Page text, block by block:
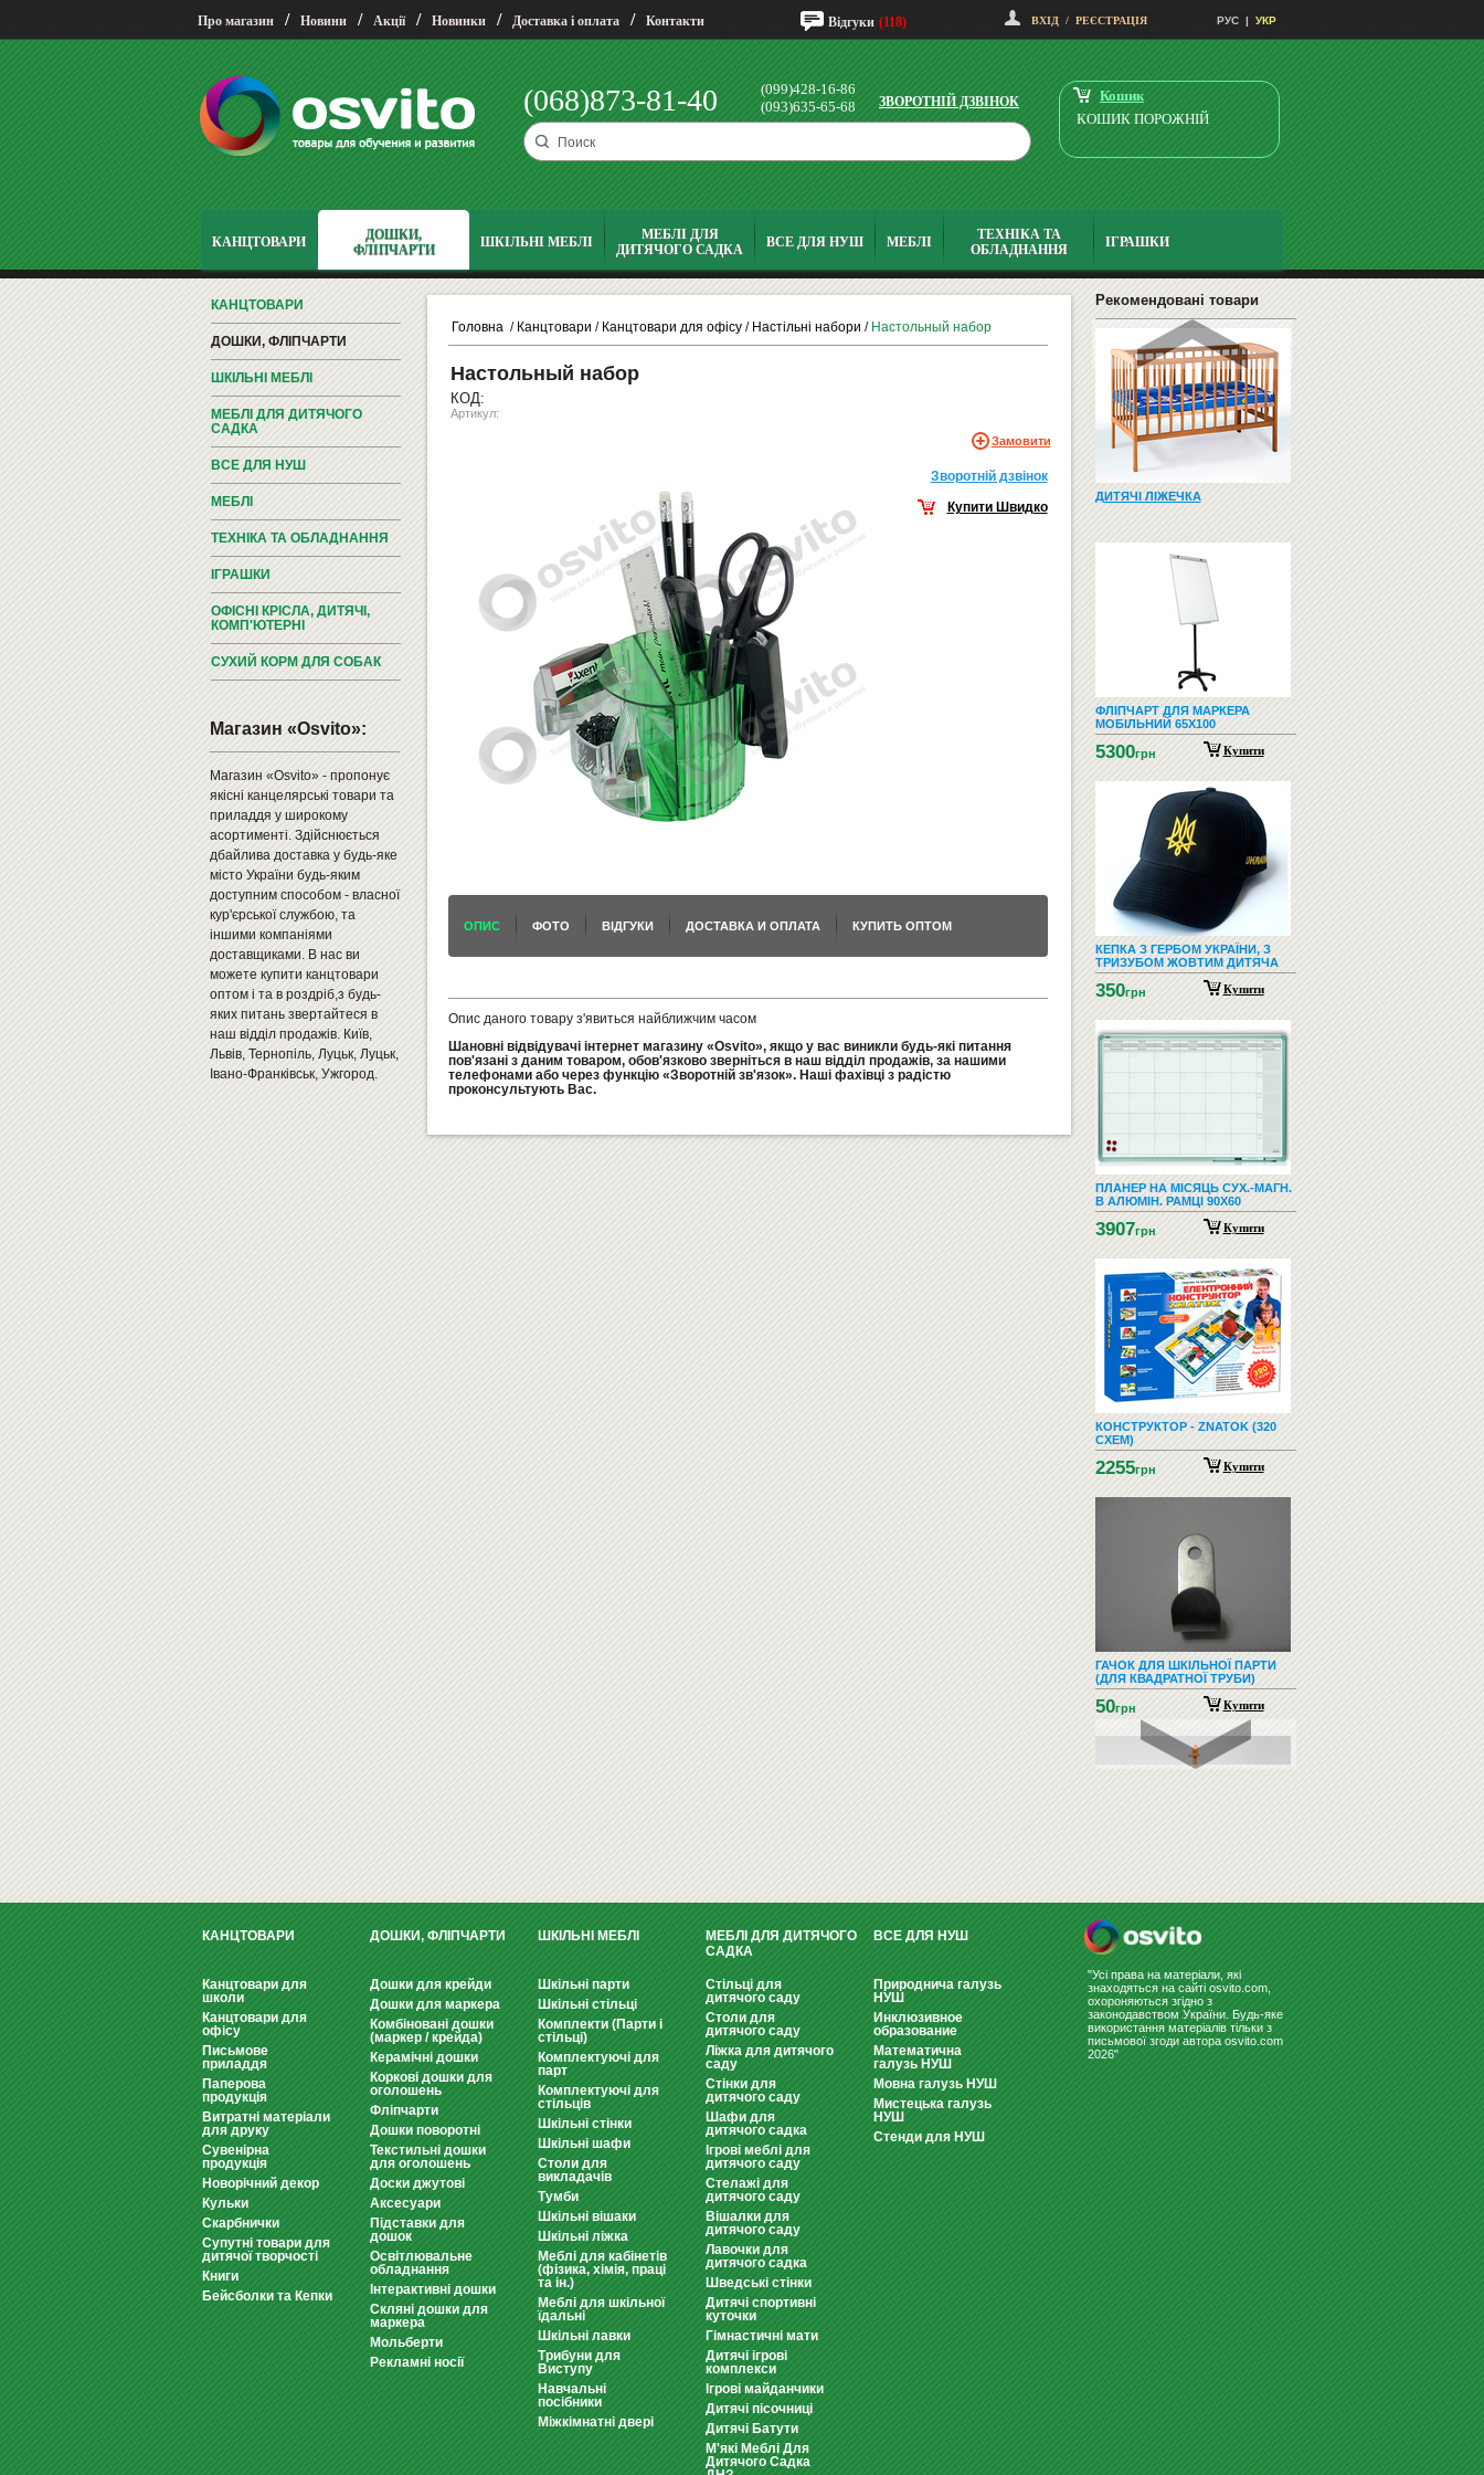
Про магазин / Новини / Акції / Новинки / Доставка і оплата / Контакти Відгуки (118) ВХІД / РЕЄСТРАЦІЯ РУС | УКР
(068)873-81-40
(099)428-16-86
(093)635-65-68
ЗВОРОТНІЙ ДЗВІНОК
Кошик
КОШИК ПОРОЖНІЙ
КАНЦТОВАРИ
ДОШКИ,
ФЛІПЧАРТИ
ШКІЛЬНІ МЕБЛІ
МЕБЛІ ДЛЯ
ДИТЯЧОГО САДКА
ВСЕ ДЛЯ НУШ МЕБЛІ
ТЕХНІКА ТА
ОБЛАДНАННЯ
ІГРАШКИ
КАНЦТОВАРИ
ДОШКИ, ФЛІПЧАРТИ
ШКІЛЬНІ МЕБЛІ
МЕБЛІ ДЛЯ ДИТЯЧОГО
САДКА
ВСЕ ДЛЯ НУШ
МЕБЛІ
ТЕХНІКА ТА ОБЛАДНАННЯ
ІГРАШКИ
ОФІСНІ КРІСЛА, ДИТЯЧІ,
КОМП'ЮТЕРНІ
СУХИЙ КОРМ ДЛЯ СОБАК
Магазин «Osvito»:
Магазин «Osvito» - пропонує
якісні канцелярські товари та
приладдя у широкому
асортименті. Здійснюється
дбайлива доставка у будь-яке
місто України будь-яким
доступним способом - власної
кур'єрської службою, та
іншими компаніями
доставщиками. В нас ви
можете купити канцтовари
оптом і та в роздріб,з будь-
яких питань звертайтеся в
наш відділ продажів. Київ,
Львів, Тернопіль, Луцьк, Луцьк,
Івано-Франківськ, Ужгород.
Головна / Канцтовари / Канцтовари для офісу / Настільні набори / Настольный набор
Настольный набор
КОД:
Артикул:
Замовити
Зворотнiй дзвiнок
Купити Швидко
ОПИС ФОТО ВІДГУКИ ДОСТАВКА И ОПЛАТА КУПИТЬ ОПТОМ
Опис даного товару з'явиться найближчим часом
Шановні відвідувачі інтернет магазину «Osvito», якщо у вас виникли будь-які питання
пов'язані з даним товаром, обов'язково зверніться в наш відділ продажів, за нашими
телефонами або через функцію «Зворотній зв'язок». Наші фахівці з радістю
проконсультують Вас.
Рекомендовані товари
300грн
ДОШКА КОРКОВА 90Х120
1800грн
1750грн Купити
ДИТЯЧІ ЛІЖЕЧКА
ФЛІПЧАРТ ДЛЯ МАРКЕРА
МОБІЛЬНИЙ 65Х100
5300грн Купити
КЕПКА З ГЕРБОМ УКРАЇНИ, З
ТРИЗУБОМ ЖОВТИМ ДИТЯЧА
350грн Купити
ПЛАНЕР НА МІСЯЦЬ СУХ.-МАГН.
В АЛЮМІН. РАМЦІ 90X60
3907грн Купити
КОНСТРУКТОР - ZNATOK (320
СХЕМ)
2255грн Купити
ГАЧОК ДЛЯ ШКІЛЬНОЇ ПАРТИ
(ДЛЯ КВАДРАТНОЇ ТРУБИ)
50грн Купити
МОЛЬБЕРТ ХУДОЖНІЙ TART
КАНЦТОВАРИ
Канцтовари для
школи
Канцтовари для
офісу
Письмове
приладдя
Паперова
продукція
Витратні матеріали
для друку
Сувенірна
продукція
Новорічний декор
Кульки
Скарбнички
Супутні товари для
дитячої творчості
Книги
Бейсболки та Кепки
ДОШКИ, ФЛІПЧАРТИ
Дошки для крейди
Дошки для маркера
Комбіновані дошки
(маркер / крейда)
Керамічні дошки
Коркові дошки для
оголошень
Фліпчарти
Дошки поворотні
Текстильні дошки
для оголошень
Доски джутові
Аксесуари
Підставки для
дошок
Освітлювальне
обладнання
Інтерактивні дошки
Скляні дошки для
маркера
Мольберти
Рекламні носії
ШКІЛЬНІ МЕБЛІ
Шкільні парти
Шкільні стільці
Комплекти (Парти і
стільці)
Комплектуючі для
парт
Комплектуючі для
стільців
Шкільні стінки
Шкільні шафи
Столи для
викладачів
Тумби
Шкільні вішаки
Шкільні ліжка
Меблі для кабінетів
(фізика, хімія, праці
та ін.)
Меблі для шкільної
їдальні
Шкільні лавки
Трибуни для
Виступу
Навчальні
посібники
Міжкімнатні двері
МЕБЛІ ДЛЯ ДИТЯЧОГО
САДКА
Стільці для
дитячого саду
Столи для
дитячого саду
Ліжка для дитячого
саду
Стінки для
дитячого саду
Шафи для
дитячого садка
Ігрові меблі для
дитячого саду
Стелажі для
дитячого саду
Вішалки для
дитячого саду
Лавочки для
дитячого садка
Шведські стінки
Дитячі спортивні
куточки
Гімнастичні мати
Дитячі ігрові
комплекси
Ігрові майданчики
Дитячі пісочниці
Дитячі Батути
М'які Меблі Для
Дитячого Садка
ВСЕ ДЛЯ НУШ
Природнича галузь
НУШ
Инклюзивное
образование
Математична
галузь НУШ
Мовна галузь НУШ
Мистецька галузь
НУШ
Стенди для НУШ
"Усі права на матеріали, які
знаходяться на сайті osvito.com,
охороняються згідно з
законодавством України. Будь-яке
використання матеріалів тільки з
письмової згоди автора osvito.com
2026"